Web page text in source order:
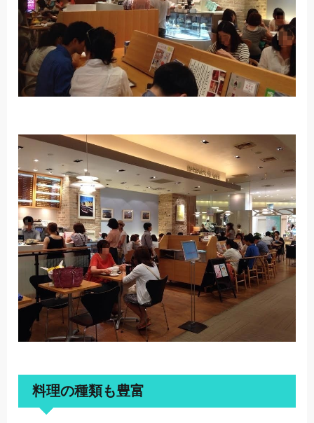
料理の種類も豊富